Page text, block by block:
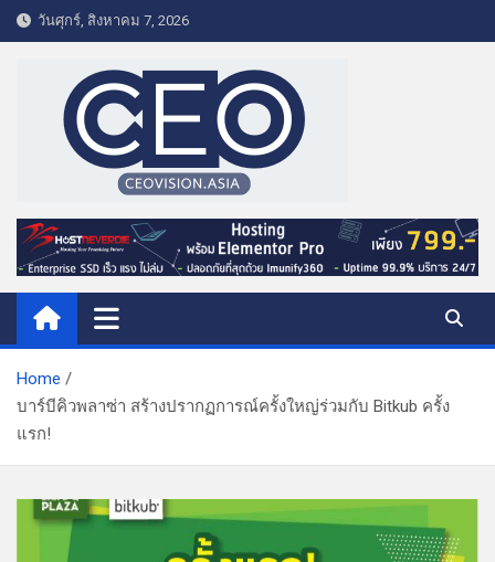
k
e
t
วันศุกร์, สิงหาคม 7, 2026
CEO VISION.ASIA
Business & Lifestyle
Home
บาร์บีคิวพลาซ่า สร้างปรากฏการณ์ครั้งใหญ่ร่วมกับ Bitkub ครั้ง
แรก!